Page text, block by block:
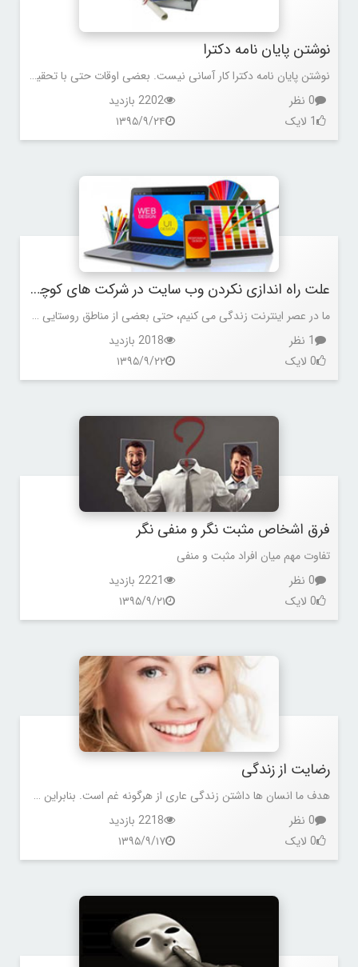
نوشتن پایان نامه دکترا
نوشتن پایان نامه دکترا کار آسانی نیست. بعضی اوقات حتی با تحقیق و پژوهش زیاد هم شرایط بهتر نمی شود. ولی کافی است کارهایتان را کمی به تعویق بیندازید،
0 نظر
2202 بازدید
1 لایک
۱۳۹۵/۹/۲۴
علت راه اندازی نکردن وب سایت در شرکت های کوچک
ما در عصر اینترنت زندگی می کنیم، حتی بعضی از مناطق روستایی هم اینترنت دارند. در کشورهای پیشرفته حدود 96 درصد از جمعیت کل به اینترنت وصل هستند.
1 نظر
2018 بازدید
0 لایک
۱۳۹۵/۹/۲۲
فرق اشخاص مثبت نگر و منفی نگر
تفاوت مهم میان افراد مثبت و منفی
0 نظر
2221 بازدید
0 لایک
۱۳۹۵/۹/۲۱
رضایت از زندگی
هدف ما انسان ها داشتن زندگی عاری از هرگونه غم است. بنابراین چرا بسیاری از افراد هنوز به این شادی نرسیده اند؟ شاید به این دلیل که شادی برای آنها توضیحی ندارد .
0 نظر
2218 بازدید
0 لایک
۱۳۹۵/۹/۱۷